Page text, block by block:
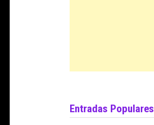
Entradas Populares